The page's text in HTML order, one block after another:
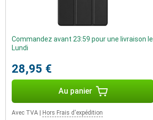
Commandez avant 23:59 pour une livraison le
Lundi
28,95 €
Au panier
Avec TVA Hors Frais d'expédition